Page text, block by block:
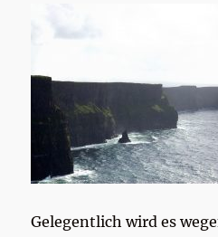
Gelegentlich wird es